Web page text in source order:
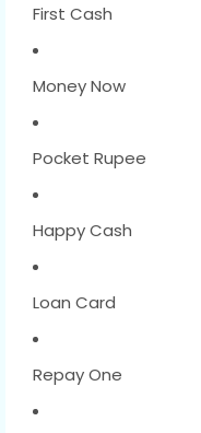
First Cash
Money Now
Pocket Rupee
Happy Cash
Loan Card
Repay One